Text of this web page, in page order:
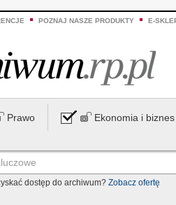
POZNAJ NASZE PRODUKTY E-
Prawo Ekonomia i biznes
dostęp do archiwum? Zobacz ofertę